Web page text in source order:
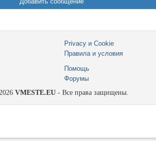
Privacy и Cookie
Правила и условия
Помощь
Форумы
VMESTE.EU - Все права защищены.